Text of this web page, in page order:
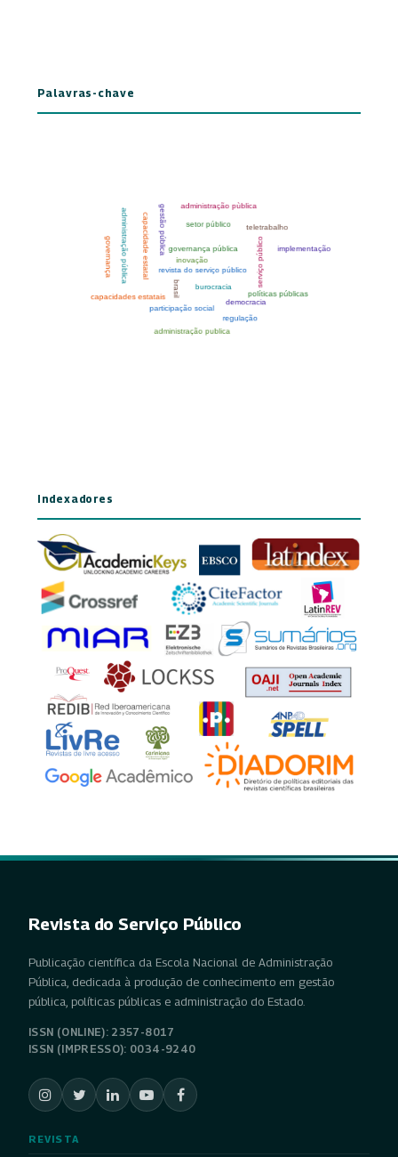
Palavras-chave
Indexadores
Revista do Serviço Público
Publicação científica da Escola Nacional de Administração
Pública, dedicada à produção de conhecimento em gestão
pública, políticas públicas e administração do Estado.
ISSN (ONLINE): 2357-8017
ISSN (IMPRESSO): 0034-9240
REVISTA